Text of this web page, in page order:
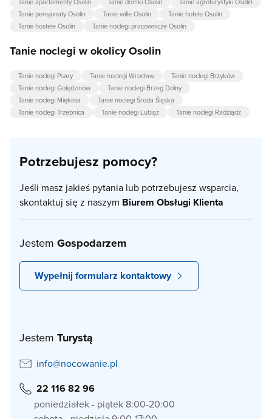
Tanie pensjonaty Osolin
Tanie wille Osolin
Tanie hotele Osolin
Tanie hostele Osolin
Tanie noclegi pracownicze Osolin
Tanie noclegi w okolicy Osolin
Tanie noclegi Psary Tanie noclegi Wrocław
Tanie noclegi Brzyków
Tanie noclegi Golędzinów
Tanie noclegi Brzeg Dolny
Tanie noclegi Miękinia
Tanie noclegi Środa Śląska
Tanie noclegi Trzebnica
Tanie noclegi Lubiąż Tanie noclegi Radziądz
Potrzebujesz pomocy?
Jeśli masz jakieś pytania lub potrzebujesz wsparcia,
skontaktuj się z naszym Biurem Obsługi Klienta
Jestem Gospodarzem
Wypełnij formularz kontaktowy
Jestem Turystą
info@nocowanie.pl
22 116 82 96
poniedziałek - piątek 8:00-20:00